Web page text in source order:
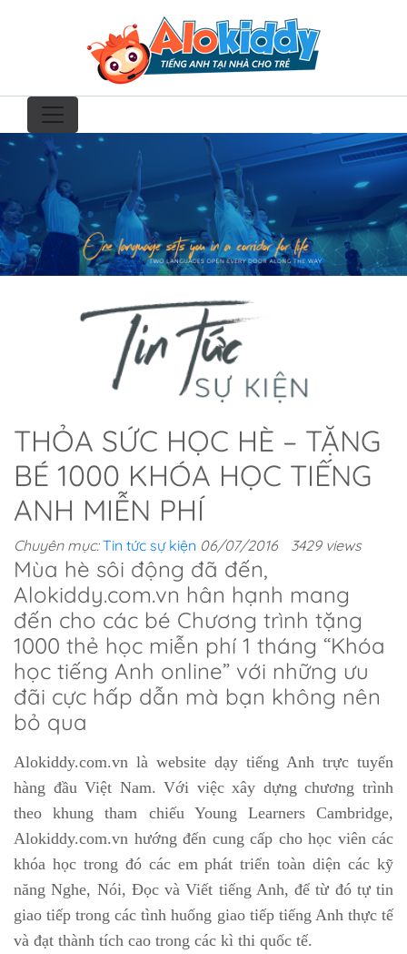
THỎA SỨC HỌC HÈ – TẶNG
BÉ 1000 KHÓA HỌC TIẾNG
ANH MIỄN PHÍ
Chuyên mục:Tin tức sự kiện 06/07/2016 3429 views
Mùa hè sôi động đã đến,
Alokiddy.com.vn hân hạnh mang
đến cho các bé Chương trình tặng
1000 thẻ học miễn phí 1 tháng “Khóa
học tiếng Anh online” với những ưu
đãi cực hấp dẫn mà bạn không nên
bỏ qua
Alokiddy.com.vn là website dạy tiếng Anh trực tuyến
hàng đầu Việt Nam. Với việc xây dựng chương trình
theo khung tham chiếu Young Learners Cambridge,
Alokiddy.com.vn hướng đến cung cấp cho học viên các
khóa học trong đó các em phát triển toàn diện các kỹ
năng Nghe, Nói, Đọc và Viết tiếng Anh, để từ đó tự tin
giao tiếp trong các tình huống giao tiếp tiếng Anh thực tế
và đạt thành tích cao trong các kì thi quốc tế.